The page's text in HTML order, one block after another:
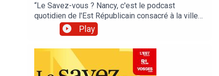
“Le Savez-vous ? Nancy, c'est le podcast
quotidien de l'Est Républicain consacré à la ville
et à tout ce que vous ignorez sur elle.Un podcast
raconté par Jean-Marie Russe basé sur les
Play